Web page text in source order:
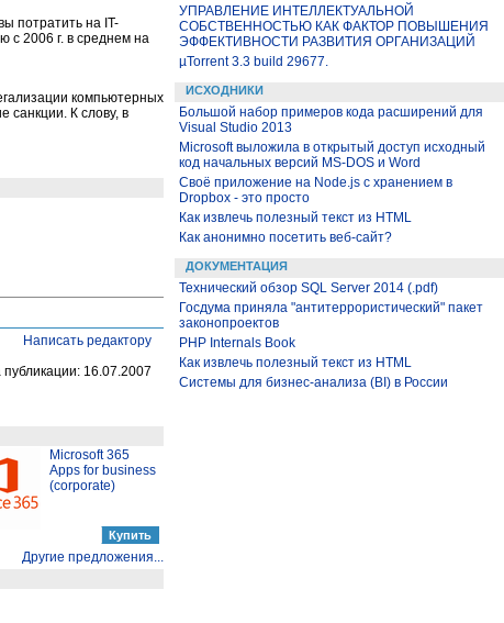
потратить на IT-
с 2006 г. в среднем на
компьютерных
санкции. К слову, в
Написать редактору
публикации: 16.07.2007
Microsoft 365
Apps for business
(corporate)
Другие предложения...
УПРАВЛЕНИЕ ИНТЕЛЛЕКТУАЛЬНОЙ
СОБСТВЕННОСТЬЮ КАК ФАКТОР ПОВЫШЕНИЯ
ЭФФЕКТИВНОСТИ РАЗВИТИЯ ОРГАНИЗАЦИЙ
µTorrent 3.3 build 29677.
ИСХОДНИКИ
Большой набор примеров кода расширений для
Visual Studio 2013
Microsoft выложила в открытый доступ исходный
код начальных версий MS-DOS и Word
Своё приложение на Node.js с хранением в
Dropbox - это просто
Как извлечь полезный текст из HTML
Как анонимно посетить веб-сайт?
ДОКУМЕНТАЦИЯ
Технический обзор SQL Server 2014 (.pdf)
Госдума приняла "антитеррористический" пакет
законопроектов
PHP Internals Book
Как извлечь полезный текст из HTML
Системы для бизнес-анализа (BI) в России